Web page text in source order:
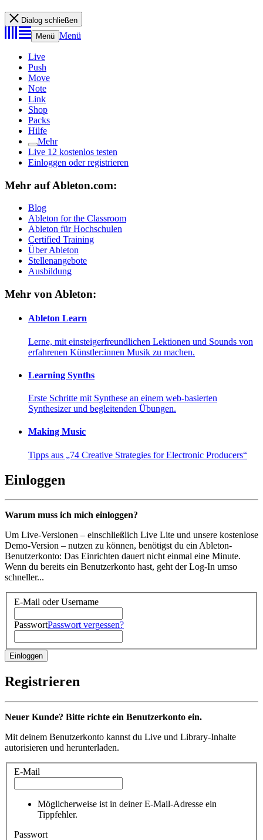
Dialog schließen
Menü Menü
Live
Push
Move
Note
Link
Shop
Packs
Hilfe
Mehr
Live 12 kostenlos testen
Einloggen oder registrieren
Mehr auf Ableton.com:
Blog
Ableton for the Classroom
Ableton für Hochschulen
Certified Training
Über Ableton
Stellenangebote
Ausbildung
Mehr von Ableton:
Ableton Learn
Lerne, mit einsteigerfreundlichen Lektionen und Sounds von
erfahrenen Künstler:innen Musik zu machen.
Learning Synths
Erste Schritte mit Synthese an einem web-basierten
Synthesizer und begleitenden Übungen.
Making Music
Tipps aus „74 Creative Strategies for Electronic Producers“
Einloggen
Warum muss ich mich einloggen?
Um Live-Versionen – einschließlich Live Lite und unsere kostenlose
Demo-Version – nutzen zu können, benötigst du ein Ableton-
Benutzerkonto: Das Einrichten dauert nicht einmal eine Minute.
Wenn du bereits ein Benutzerkonto hast, geht der Log-In umso
schneller...
E-Mail oder Username
PasswortPasswort vergessen?
Registrieren
Neuer Kunde? Bitte richte ein Benutzerkonto ein.
Mit deinem Benutzerkonto kannst du Live und Library-Inhalte
autorisieren und herunterladen.
E-Mail
Möglicherweise ist in deiner E-Mail-Adresse ein
Tippfehler.
Passwort